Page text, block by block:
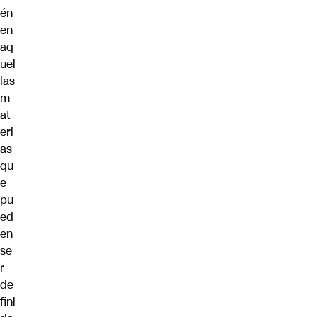
én
en
aq
uel
las
m
at
eri
as
qu
e
pu
ed
en
se
r
de
fini